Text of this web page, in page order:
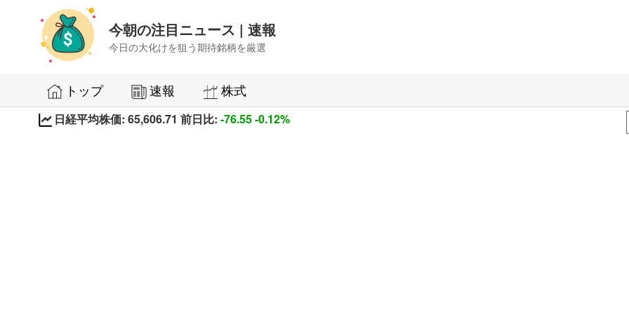
今朝の注目ニュース | 速報
今日の大化けを狙う期待銘柄を厳選
トップ 速報 株式
日経平均株価: 65,606.71 前日比: -76.55-0.12%